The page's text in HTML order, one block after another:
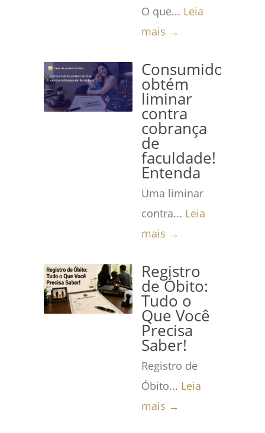
O que... Leia
mais →
Consumidora
obtém
liminar
contra
cobrança
de
faculdade!
Entenda
Uma liminar
contra... Leia
mais →
Registro
de Óbito:
Tudo o
Que Você
Precisa
Saber!
Registro de
Óbito... Leia
mais →